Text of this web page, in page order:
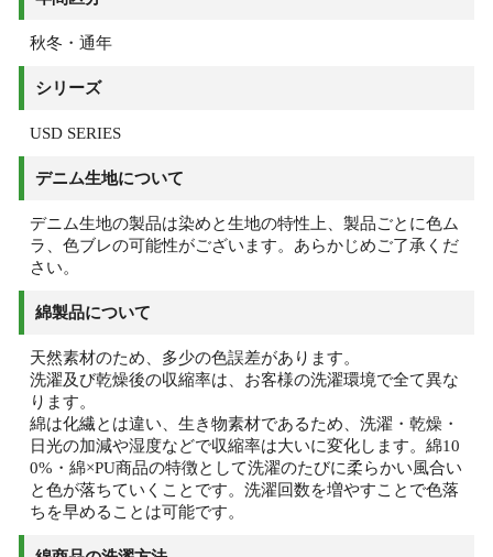
秋冬・通年
シリーズ
USD SERIES
デニム生地について
デニム生地の製品は染めと生地の特性上、製品ごとに色ム
ラ、色ブレの可能性がございます。あらかじめご了承くだ
さい。
綿製品について
天然素材のため、多少の色誤差があります。
洗濯及び乾燥後の収縮率は、お客様の洗濯環境で全て異な
ります。
綿は化繊とは違い、生き物素材であるため、洗濯・乾燥・
日光の加減や湿度などで収縮率は大いに変化します。綿10
0%・綿×PU商品の特徴として洗濯のたびに柔らかい風合い
と色が落ちていくことです。洗濯回数を増やすことで色落
ちを早めることは可能です。